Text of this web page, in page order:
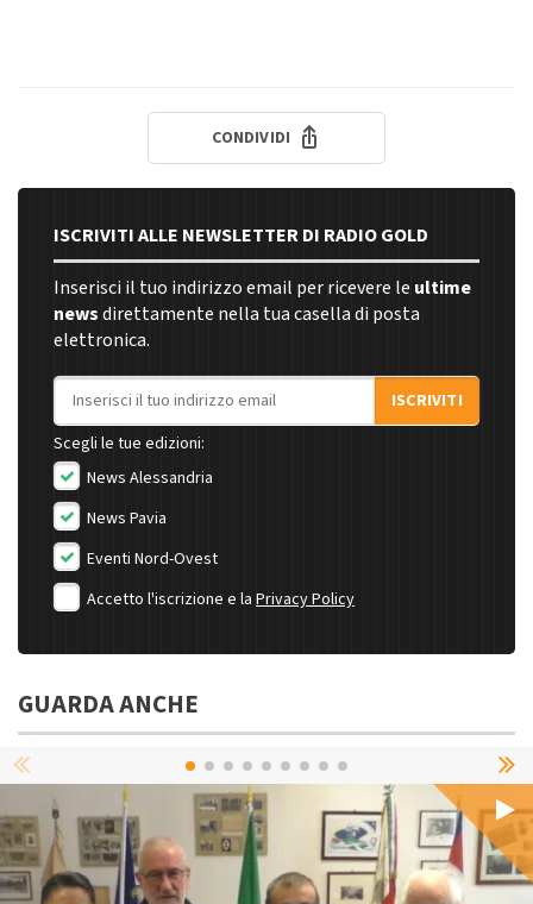
CONDIVIDI
ISCRIVITI ALLE NEWSLETTER DI RADIO GOLD
Inserisci il tuo indirizzo email per ricevere le ultime
newsdirettamente nella tua casella di posta
elettronica.
Indirizzo email
ISCRIVITI
Scegli le tue edizioni:
News Alessandria
News Pavia
Eventi Nord-Ovest
Accetto l'iscrizione e la Privacy Policy
GUARDA ANCHE